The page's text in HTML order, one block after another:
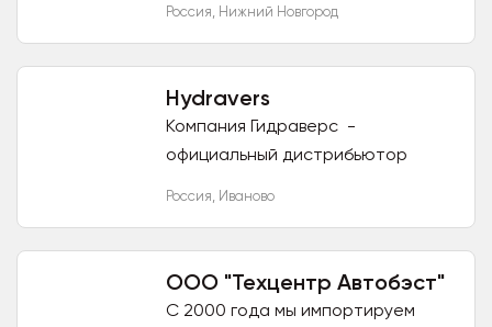
шасси грузовых автомобилей.
Россия, Нижний Новгород
Hydravers
Компания Гидраверс -
официальный дистрибьютор
продукция...
Россия, Иваново
ООО "Техцентр Автобэст"
С 2000 года мы импортируем